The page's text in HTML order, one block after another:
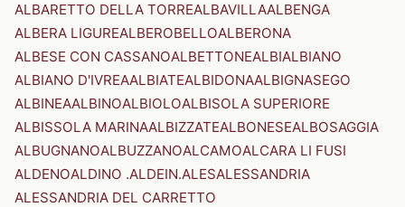
ALBARETTO DELLA TORREALBAVILLAALBENGA
ALBERA LIGUREALBEROBELLOALBERONA
ALBESE CON CASSANOALBETTONEALBIALBIANO
ALBIANO D'IVREAALBIATEALBIDONAALBIGNASEGO
ALBINEAALBINOALBIOLOALBISOLA SUPERIORE
ALBISSOLA MARINAALBIZZATEALBONESEALBOSAGGIA
ALBUGNANOALBUZZANOALCAMOALCARA LI FUSI
ALDENOALDINO .ALDEIN.ALESALESSANDRIA
ALESSANDRIA DEL CARRETTO